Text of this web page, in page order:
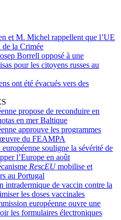
et M. Michel rappellent que l’UE
de la Crimée
Borrell opposé à une
pour les citoyens russes au
ont été évacués vers des
propose de reconduire en
en mer Baltique
approuve les programmes
œuvre du FEAMPA
souligne la sévérité de
l’Europe en août
RescEUmobilise et
au Portugal
de vaccin contre la
les doses vaccinales
européenne ouvre une
les formulaires électroniques